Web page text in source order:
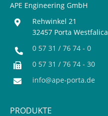
APE Engineering GmbH
Rehwinkel 21
32457 Porta Westfalica
0 57 31 / 76 74 - 0
0 57 31 / 76 74 - 30
info@ape-porta.de
PRODUKTE